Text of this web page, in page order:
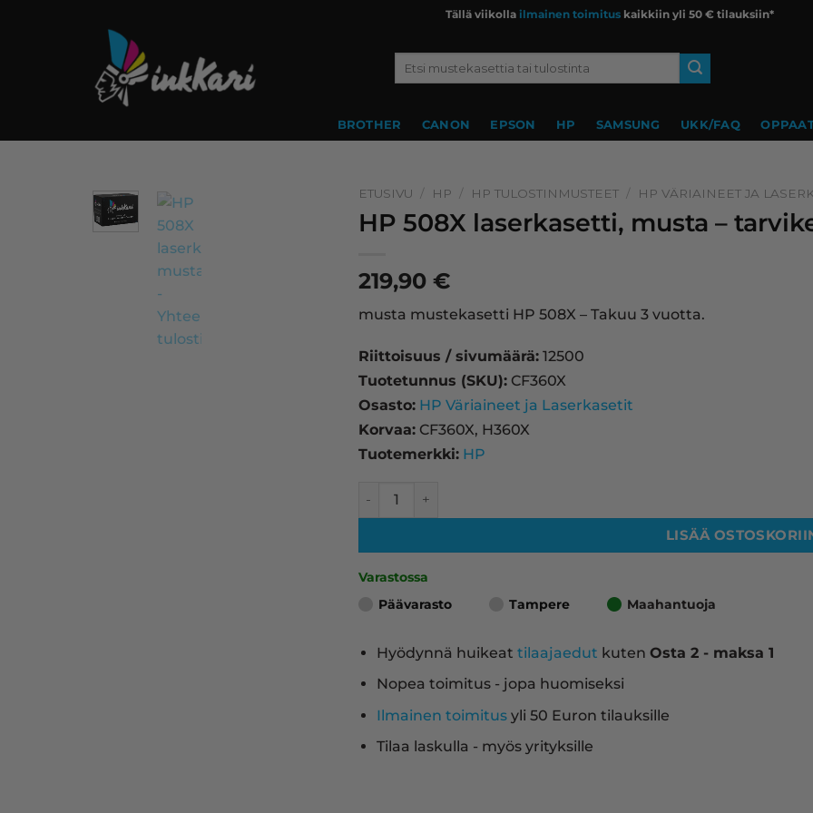
Tällä viikolla ilmainen toimitus kaikkiin yli 50 € tilauksiin*
BROTHER CANON EPSON HP SAMSUNG UKK/FAQ
ETUSIVU / HP / HP TULOSTINMUSTEET / HP VÄRIAINEET JA
HP 508X laserkasetti, musta –
219,90 €
musta mustekasetti HP 508X – Takuu 3 vuotta.
Riittoisuus / sivumäärä: 12500
Tuotetunnus (SKU): CF360X
Osasto: HP Väriaineet ja Laserkasetit
Korvaa: CF360X, H360X
Tuotemerkki: HP
LISÄÄ
Varastossa
Päävarasto
Tampere Maahantuoja
Hyödynnä huikeattilaajaedut kutenOsta 2 - maksa 1
Nopea toimitus - jopa huomiseksi
Ilmainen toimitus yli 50 Euron tilauksille
Tilaa laskulla - myös yrityksille